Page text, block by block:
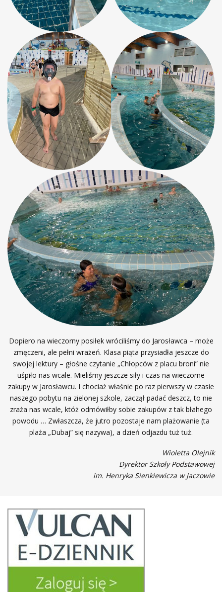
Dopiero na wieczorny posiłek wróciliśmy do Jarosławca – może
zmęczeni, ale pełni wrażeń. Klasa piąta przysiadła jeszcze do
swojej lektury – głośne czytanie „Chłopców z placu broni” nie
uśpiło nas wcale. Mieliśmy jeszcze siły i czas na wieczorne
zakupy w Jarosławcu. I chociaż właśnie po raz pierwszy w czasie
naszego pobytu na zielonej szkole, zaczął padać deszcz, to nie
zraża nas wcale, któż odmówiłby sobie zakupów z tak błahego
powodu … Zwłaszcza, że jutro pozostaje nam plażowanie (ta
plaża „Dubaj” się nazywa), a dzień odjazdu tuż tuż.
Wioletta Olejnik
Dyrektor Szkoły Podstawowej
im. Henryka Sienkiewicza w Jaczowie